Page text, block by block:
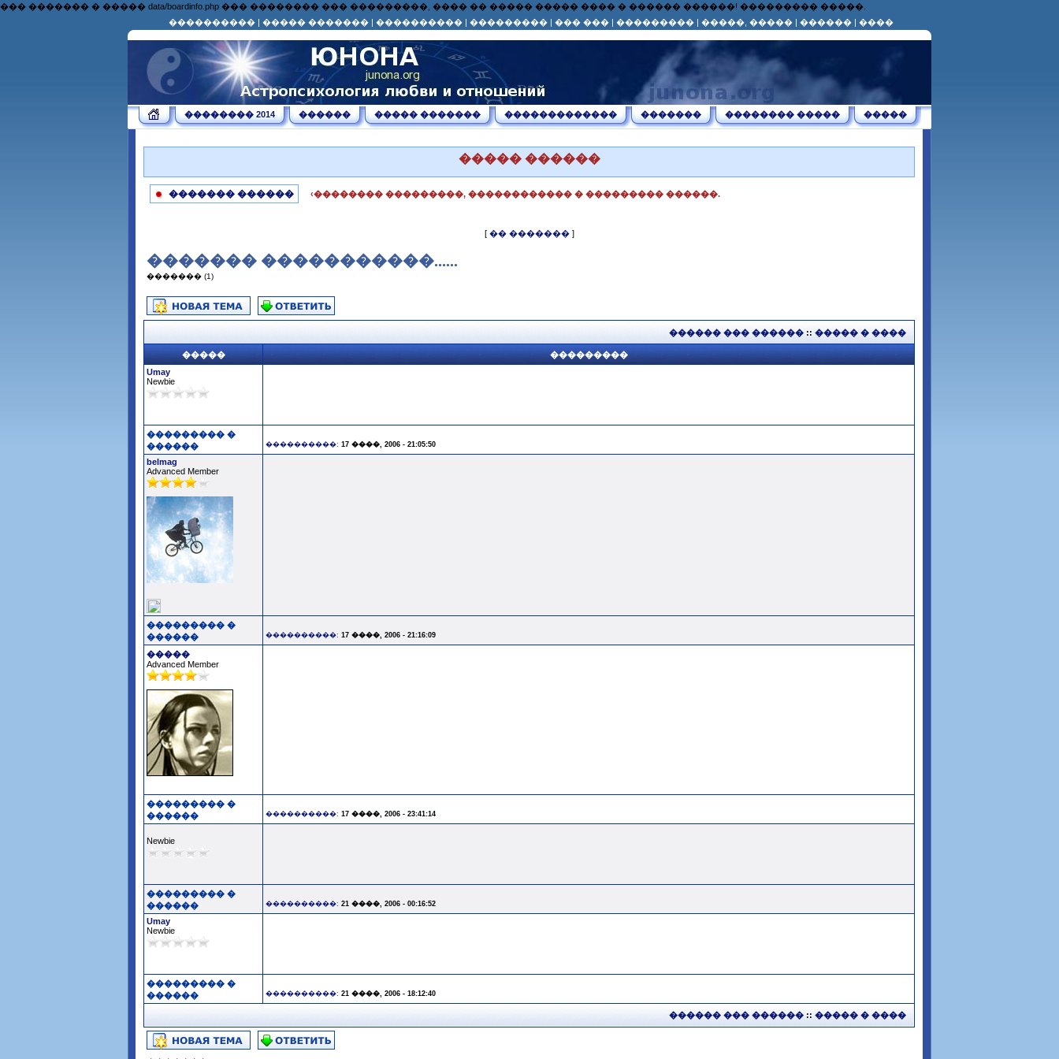
��� ������� � ����� data/boardinfo.php ��� �������� ��� ���������, ���� �� ����� ����� ���� � ������ ������! ��������� �����.
���������� | ����� ������� | ���������� | ��������� | ��� ��� | ��������� | �����, ����� | ������ | ����
�������� 2014 ������ ����� ������� ������������� ������� �������� ����� �����
����� ������
������� ������ ‹�������� ���������, ������������ � ��������� ������.
[ �� �������]
������� �����������......
������� (1)
������ ��� ������ :: ����� � ����
�����
���������
Umay
Newbie
��������� �
������
����������: 17 ����, 2006 - 21:05:50
belmag
Advanced Member
��������� �
������
����������: 17 ����, 2006 - 21:16:09
�����
Advanced Member
��������� �
������
����������: 17 ����, 2006 - 23:41:14
Newbie
��������� �
������
����������: 21 ����, 2006 - 00:16:52
Umay
Newbie
��������� �
������
����������: 21 ����, 2006 - 18:12:40
������ ��� ������ :: ����� � ����